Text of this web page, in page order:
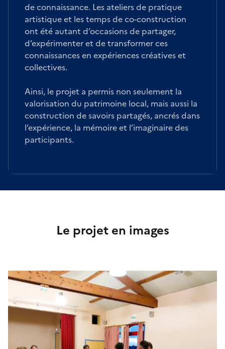
de connaissance. Les ateliers de pratique
artistique et les temps de co-construction
ont été autant d’occasions de partager,
d’expérimenter et de transformer ces
connaissances en expériences créatives et
collectives.
Ainsi, le projet a permis non seulement la
valorisation du patrimoine local, mais aussi la
construction de savoirs partagés, ancrés dans
l’expérience, la mémoire et l’imaginaire des
participants.
Le projet en images